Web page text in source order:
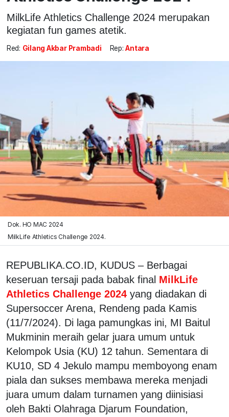
MilkLife Athletics Challenge 2024 merupakan
kegiatan fun games atetik.
Red: Gilang Akbar Prambadi Rep: Antara
Dok. HO MAC 2024
MilkLife Athletics Challenge 2024.
REPUBLIKA.CO.ID, KUDUS – Berbagai
keseruan tersaji pada babak final MilkLife
Athletics Challenge 2024 yang diadakan di
Supersoccer Arena, Rendeng pada Kamis
(11/7/2024). Di laga pamungkas ini, MI Baitul
Mukminin meraih gelar juara umum untuk
Kelompok Usia (KU) 12 tahun. Sementara di
KU10, SD 4 Jekulo mampu memboyong enam
piala dan sukses membawa mereka menjadi
juara umum dalam turnamen yang diinisiasi
oleh Bakti Olahraga Djarum Foundation,